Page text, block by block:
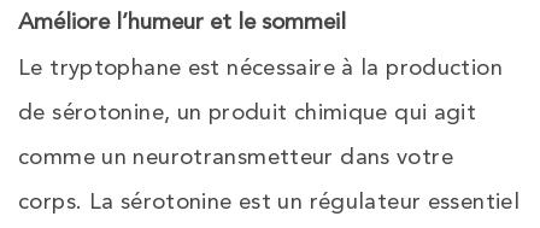
Améliore l’humeur et le sommeil
Le tryptophane est nécessaire à la production
de sérotonine, un produit chimique qui agit
comme un neurotransmetteur dans votre
corps. La sérotonine est un régulateur essentiel